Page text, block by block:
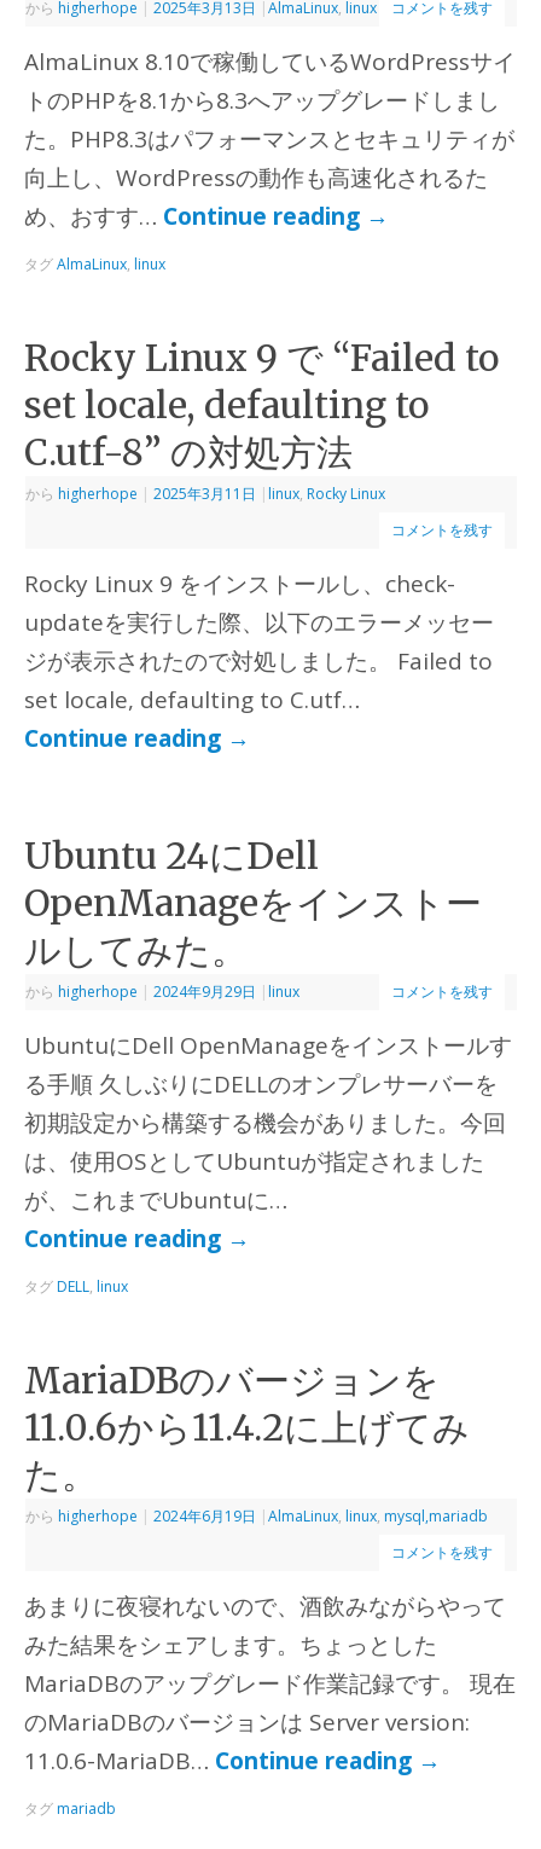
から higherhope | 2025年3月13日 |AlmaLinux, linux コメントを残す
AlmaLinux 8.10で稼働しているWordPressサイ
トのPHPを8.1から8.3へアップグレードしまし
た。PHP8.3はパフォーマンスとセキュリティが
向上し、WordPressの動作も高速化されるた
め、おすす… Continue reading →
タグAlmaLinux, linux
Rocky Linux 9 で “Failed to
set locale, defaulting to
C.utf-8” の対処方法
から higherhope | 2025年3月11日 | linux, Rocky Linux
コメントを残す
Rocky Linux 9 をインストールし、check-
updateを実行した際、以下のエラーメッセー
ジが表示されたので対処しました。 Failed to
set locale, defaulting to C.utf…
Continue reading →
Ubuntu 24にDell
OpenManageをインストー
ルしてみた。
から higherhope | 2024年9月29日 | linux コメントを残す
UbuntuにDell OpenManageをインストールす
る手順 久しぶりにDELLのオンプレサーバーを
初期設定から構築する機会がありました。今回
は、使用OSとしてUbuntuが指定されました
が、これまでUbuntuに…
Continue reading →
タグ DELL, linux
MariaDBのバージョンを
11.0.6から11.4.2に上げてみ
た。
から higherhope | 2024年6月19日 |AlmaLinux, linux, mysql,mariadb
コメントを残す
あまりに夜寝れないので、酒飲みながらやって
みた結果をシェアします。ちょっとした
MariaDBのアップグレード作業記録です。 現在
のMariaDBのバージョンは Server version:
11.0.6-MariaDB… Continue reading →
タグ mariadb